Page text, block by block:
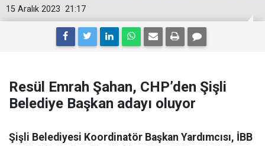
21:17
15 Aralık 2023
Resül Emrah Şahan, CHP’den Şişli
Belediye Başkan adayı oluyor
Şişli Belediyesi Koordinatör Başkan Yardımcısı, İBB